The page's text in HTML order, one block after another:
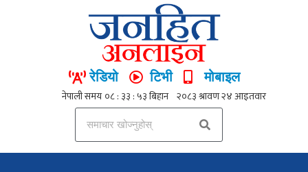
रेडियो टिभी मोबाइल